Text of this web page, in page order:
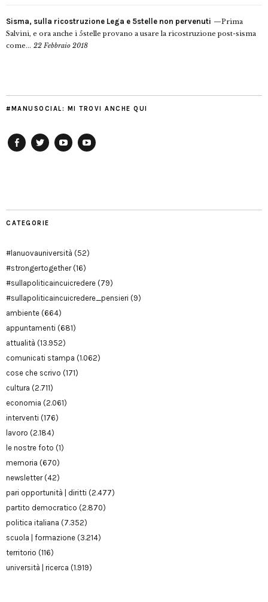
Sisma, sulla ricostruzione Lega e 5stelle non pervenuti
Prima
Salvini, e ora anche i 5stelle provano a usare la ricostruzione post-sisma
come... 22 Febbraio 2018
#MANUSOCIAL: MI TROVI ANCHE QUI
CATEGORIE
#lanuovauniversità (52)
#strongertogether(16)
#sullapoliticaincuicredere (79)
#sullapoliticaincuicredere_pensieri (9)
ambiente (664)
appuntamenti (681)
attualità (13.952)
comunicati stampa (1.062)
cose che scrivo (171)
cultura (2.711)
economia (2.061)
interventi (176)
lavoro (2.184)
le nostre foto (1)
memoria (670)
newsletter(42)
pari opportunità | diritti (2.477)
partito democratico (2.870)
politica italiana (7.352)
scuola | formazione (3.214)
territorio (116)
università | ricerca (1.919)